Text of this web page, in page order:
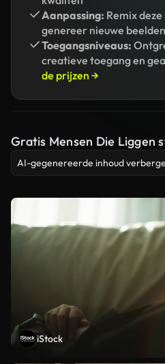
Aanpassing: Remix
genereer nieuwe
Toegangsniveaus:
creatieve toegang en
de prijzen →
Gratis Mensen Die Liggen
AI-gegenereerde inhoud
iStock